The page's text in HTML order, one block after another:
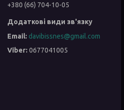
+380 (66) 704-10-05
davibissnes@gmail.com
0677041005